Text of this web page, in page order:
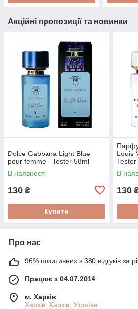
Акційні пропозиції та новинки
Dolce Gabbana Light Blue
pour femme - Tester 58ml
В наявності
130 ₴
Купити
Louis
Tester
В
130
Про нас
96% позитивних з 380 відгуків за
Працює з 04.07.2014
м. Харків
Харків, Харків, Україна